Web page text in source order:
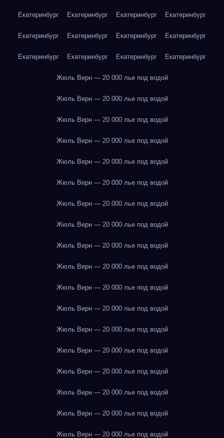
Екатеринбург Екатеринбург Екатеринбург Екатеринбург
Екатеринбург Екатеринбург Екатеринбург Екатеринбург
Екатеринбург Екатеринбург Екатеринбург Екатеринбург
Жюль Верн — 20 000 лье под водой
Жюль Верн — 20 000 лье под водой
Жюль Верн — 20 000 лье под водой
Жюль Верн — 20 000 лье под водой
Жюль Верн — 20 000 лье под водой
Жюль Верн — 20 000 лье под водой
Жюль Верн — 20 000 лье под водой
Жюль Верн — 20 000 лье под водой
Жюль Верн — 20 000 лье под водой
Жюль Верн — 20 000 лье под водой
Жюль Верн — 20 000 лье под водой
Жюль Верн — 20 000 лье под водой
Жюль Верн — 20 000 лье под водой
Жюль Верн — 20 000 лье под водой
Жюль Верн — 20 000 лье под водой
Жюль Верн — 20 000 лье под водой
Жюль Верн — 20 000 лье под водой
Жюль Верн — 20 000 лье под водой